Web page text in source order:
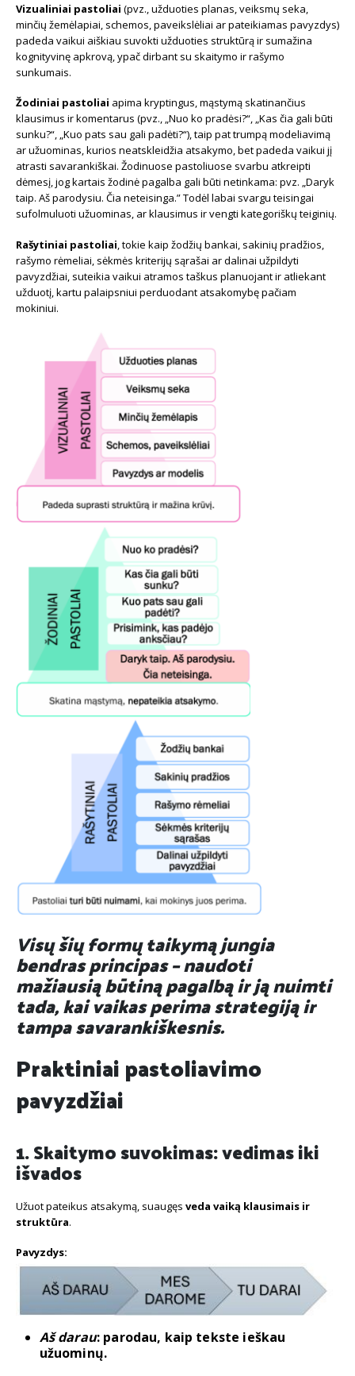
Vizualiniai pastoliai (pvz., užduoties planas, veiksmų seka,
minčių žemėlapiai, schemos, paveikslėliai ar pateikiamas pavyzdys)
padeda vaikui aiškiau suvokti užduoties struktūrą ir sumažina
kognityvinę apkrovą, ypač dirbant su skaitymo ir rašymo
sunkumais.
Žodiniai pastoliai apima kryptingus, mąstymą skatinančius
klausimus ir komentarus (pvz., „Nuo ko pradėsi?“, „Kas čia gali būti
sunku?“, „Kuo pats sau gali padėti?“), taip pat trumpą modeliavimą
ar užuominas, kurios neatskleidžia atsakymo, bet padeda vaikui jį
atrasti savarankiškai. Žodinuose pastoliuose svarbu atkreipti
dėmesį, jog kartais žodinė pagalba gali būti netinkama: pvz. „Daryk
taip. Aš parodysiu. Čia neteisinga.” Todėl labai svargu teisingai
sufolmuluoti užuominas, ar klausimus ir vengti kategoriškų teiginių.
Rašytiniai pastoliai, tokie kaip žodžių bankai, sakinių pradžios,
rašymo rėmeliai, sėkmės kriterijų sąrašai ar dalinai užpildyti
pavyzdžiai, suteikia vaikui atramos taškus planuojant ir atliekant
užduotį, kartu palaipsniui perduodant atsakomybę pačiam
mokiniui.
Visų šių formų taikymą jungia
bendras principas – naudoti
mažiausią būtiną pagalbą ir ją nuimti
tada, kai vaikas perima strategiją ir
tampa savarankiškesnis.
Praktiniai pastoliavimo
pavyzdžiai
1. Skaitymo suvokimas: vedimas iki
išvados
Užuot pateikus atsakymą, suaugęs veda vaiką klausimais ir
struktūra.
Pavyzdys:
Aš darau: parodau, kaip tekste ieškau
užuominų.